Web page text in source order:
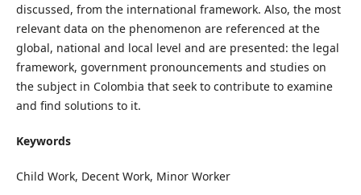
discussed, from the international framework. Also, the most
relevant data on the phenomenon are referenced at the
global, national and local level and are presented: the legal
framework, government pronouncements and studies on
the subject in Colombia that seek to contribute to examine
and find solutions to it.
Keywords
Child Work, Decent Work, Minor Worker